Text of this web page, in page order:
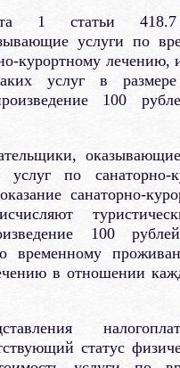
1 статьи 418.7
услуги по
курортному лечению,
услуг в размере
100
по санаторно-
санаторно-
100
временному
в отношении
статус